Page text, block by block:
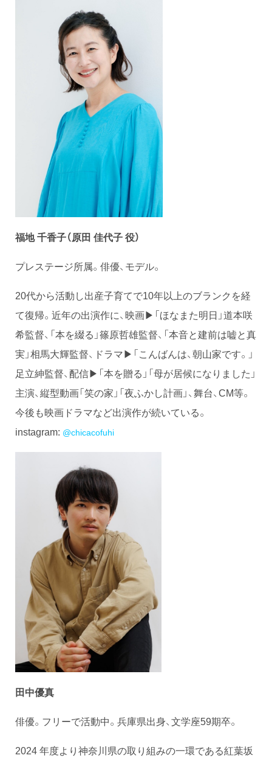
福地 千香子（原田 佳代子 役）
プレステージ所属。俳優、モデル。
20代から活動し出産子育てで10年以上のブランクを経
て復帰。近年の出演作に、映画▶「ほなまた明日」道本咲
希監督、「本を綴る」篠原哲雄監督、「本音と建前は嘘と真
実」相馬大輝監督、ドラマ▶「こんばんは、朝山家です。」
足立紳監督、配信▶「本を贈る」「母が居候になりました」
主演、縦型動画「笑の家」「夜ふかし計画」、舞台、CM等。
今後も映画ドラマなど出演作が続いている。
instagram: @chicacofuhi
田中優真
俳優。フリーで活動中。兵庫県出身、文学座59期卒。
2024 年度より神奈川県の取り組みの一環である紅葉坂